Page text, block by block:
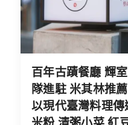
百年古蹟餐廳 輝
隊進駐 米其林推
以現代臺灣料理